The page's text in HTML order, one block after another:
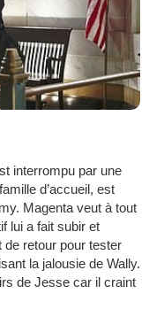
interrompu par une
d’accueil, est
Magenta veut à tout
lui a fait subir et
retour pour tester
la jalousie de Wally.
de Jesse car il craint